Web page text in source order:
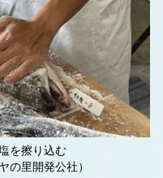
を擦り込む
の里開発公社）